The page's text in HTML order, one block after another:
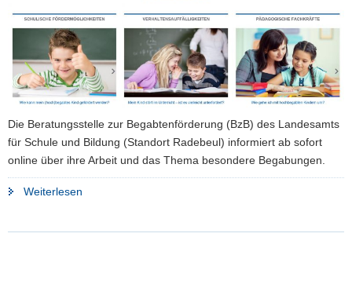
a
i
o
n
Die Beratungsstelle zur Begabtenförderung (BzB) des Landesamts
für Schule und Bildung (Standort Radebeul) informiert ab sofort
online über ihre Arbeit und das Thema besondere Begabungen.
Weiterlesen